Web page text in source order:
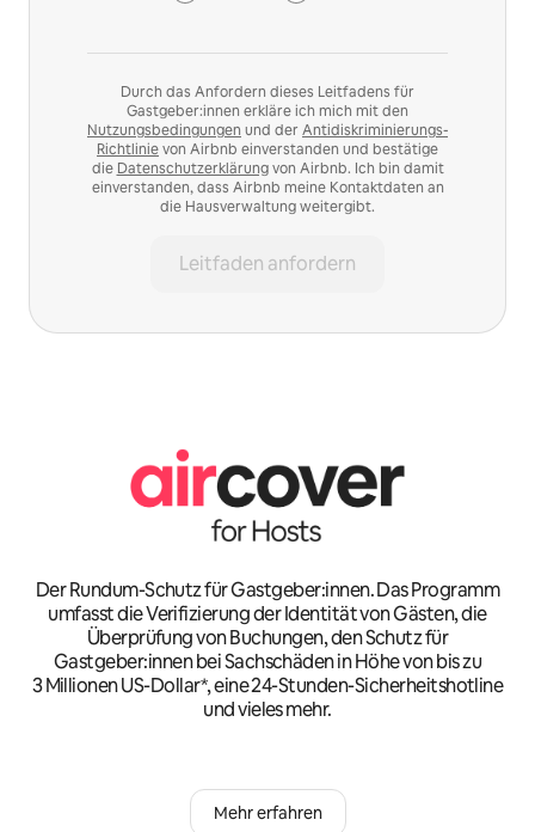
Durch das Anfordern dieses Leitfadens für
Gastgeber:innen erkläre ich mich mit den
Nutzungsbedingungen und der Antidiskriminierungs-
Richtlinievon Airbnb einverstanden und bestätige
die Datenschutzerklärungvon Airbnb. Ich bin damit
einverstanden, dass Airbnb meine Kontaktdaten an
die Hausverwaltung weitergibt.
Leitfaden anfordern
Der Rundum-Schutz für Gastgeber:innen. Das Programm
umfasst die Verifizierung der Identität von Gästen, die
Überprüfung von Buchungen, den Schutz für
Gastgeber:innen bei Sachschäden in Höhe von bis zu
3 Millionen US-Dollar*, eine 24-Stunden-Sicherheitshotline
und vieles mehr.
Mehr erfahren